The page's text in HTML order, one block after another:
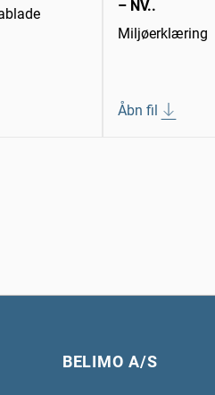
– NV..
Miljøerklæring
Åbn fil
BELIMO A/S